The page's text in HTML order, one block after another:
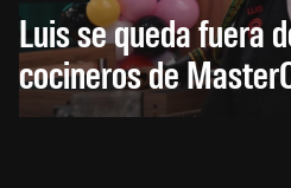
Luis se queda fuera
cocineros de